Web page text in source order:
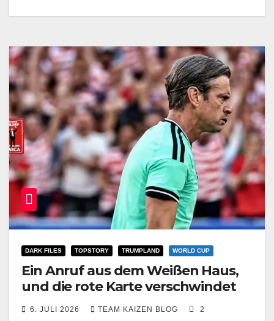
DARK FILES TOPSTORY TRUMPLAND WORLD CUP
Ein Anruf aus dem Weißen Haus,
und die rote Karte verschwindet
6. JULI 2026 TEAM KAIZEN BLOG
2